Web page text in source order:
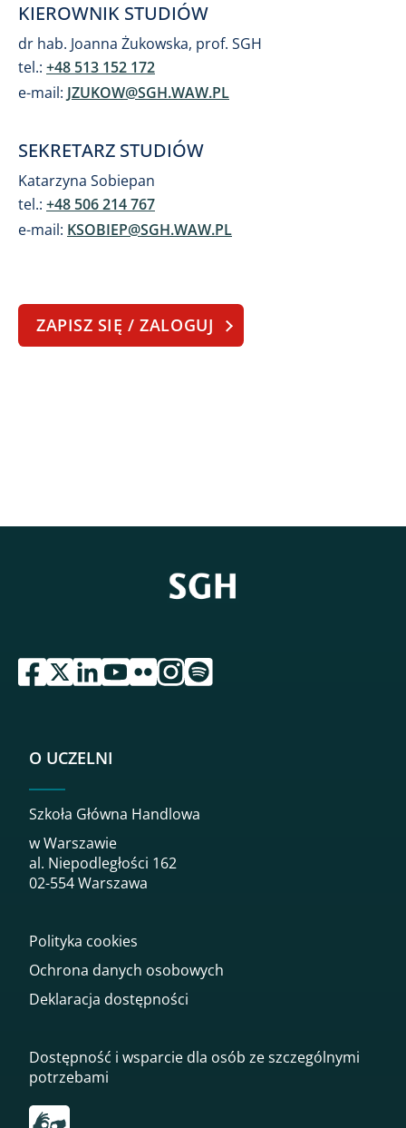
KIEROWNIK STUDIÓW
dr hab. Joanna Żukowska, prof. SGH
tel.: +48 513 152 172
e-mail: JZUKOW@SGH.WAW.PL
SEKRETARZ STUDIÓW
Katarzyna Sobiepan
tel.: +48 506 214 767
e-mail: KSOBIEP@SGH.WAW.PL
ZAPISZ SIĘ / ZALOGUJ
przejdź do serwisu facebook sgh
przejdź do serwisu twitter sgh
przejdź do serwisu linkedin sgh
przejdź do serwisu youtube sgh
przejdź do serwisu flickr sgh
przejdź do serwisu instagram sgh
przejdź do serwisu spotify sgh
O UCZELNI
Szkoła Główna Handlowa
w Warszawie
al. Niepodległości 162
02-554 Warszawa
Polityka cookies
Ochrona danych osobowych
Deklaracja dostępności
Dostępność i wsparcie dla osób ze szczególnymi
potrzebami
Przekierowanie do tłumacza on-line języka migowego